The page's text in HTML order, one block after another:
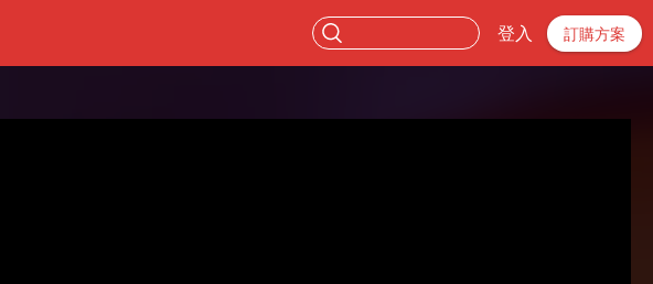
登入 訂購方案